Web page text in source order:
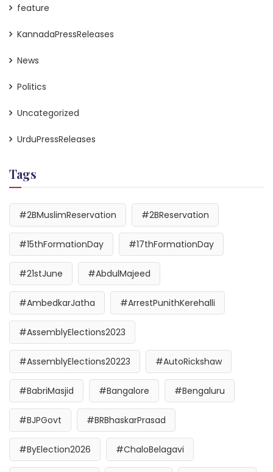
feature
KannadaPressReleases
News
Politics
Uncategorized
UrduPressReleases
Tags
#2BMuslimReservation #2BReservation
#15thFormationDay #17thFormationDay
#21stJune #AbdulMajeed
#AmbedkarJatha #ArrestPunithKerehalli
#AssemblyElections2023
#AssemblyElections20223 #AutoRickshaw
#BabriMasjid #Bangalore #Bengaluru
#BJPGovt #BRBhaskarPrasad
#ByElection2026 #ChaloBelagavi